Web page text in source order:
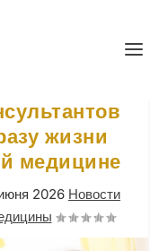
жизни
медицине
2026 Новости